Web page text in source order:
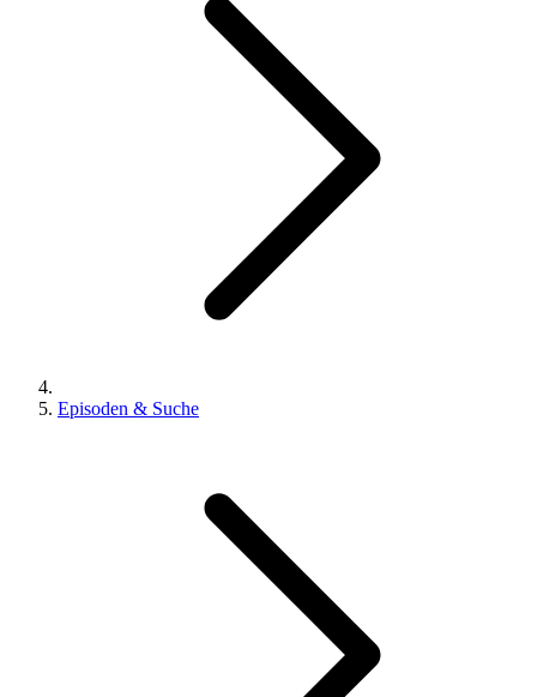
Episoden & Suche